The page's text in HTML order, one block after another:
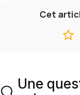
Cet
Une